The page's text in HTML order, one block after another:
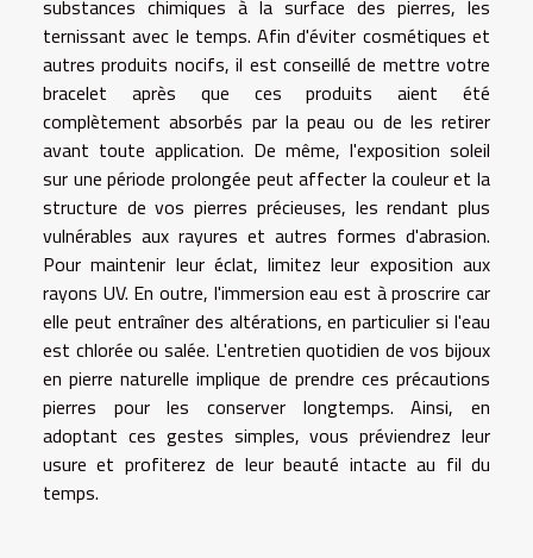
substances chimiques à la surface des pierres, les
ternissant avec le temps. Afin d'éviter cosmétiques et
autres produits nocifs, il est conseillé de mettre votre
bracelet après que ces produits aient été
complètement absorbés par la peau ou de les retirer
avant toute application. De même, l'exposition soleil
sur une période prolongée peut affecter la couleur et la
structure de vos pierres précieuses, les rendant plus
vulnérables aux rayures et autres formes d'abrasion.
Pour maintenir leur éclat, limitez leur exposition aux
rayons UV. En outre, l'immersion eau est à proscrire car
elle peut entraîner des altérations, en particulier si l'eau
est chlorée ou salée. L'entretien quotidien de vos bijoux
en pierre naturelle implique de prendre ces précautions
pierres pour les conserver longtemps. Ainsi, en
adoptant ces gestes simples, vous préviendrez leur
usure et profiterez de leur beauté intacte au fil du
temps.